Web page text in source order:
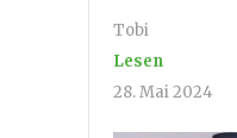
Tobi
Lesen
28. Mai 2024